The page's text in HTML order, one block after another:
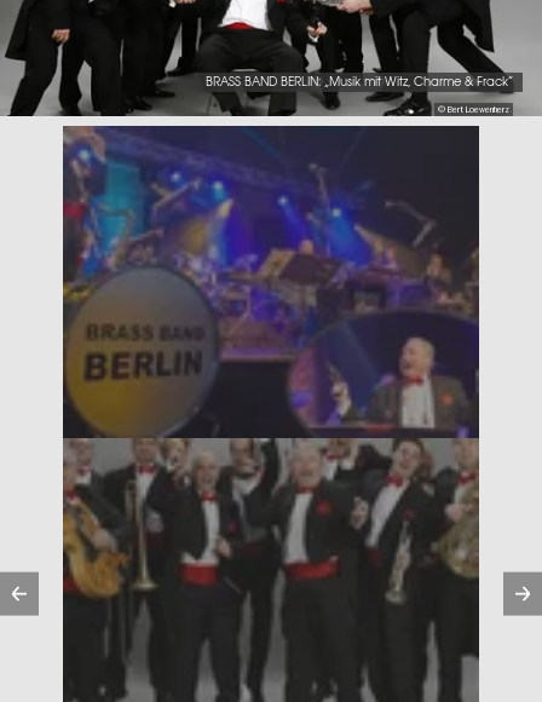
© Bert Loewenherz
BRASS BAND BERLIN: „Musik mit Witz, Charme & Frack“
Vorherige